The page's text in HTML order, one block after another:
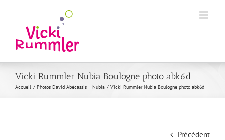
Vicki Rummler Nubia Boulogne photo abk6d
Accueil Photos David Abécassis – Nubia Vicki Rummler Nubia Boulogne photo abk6d
Précédent